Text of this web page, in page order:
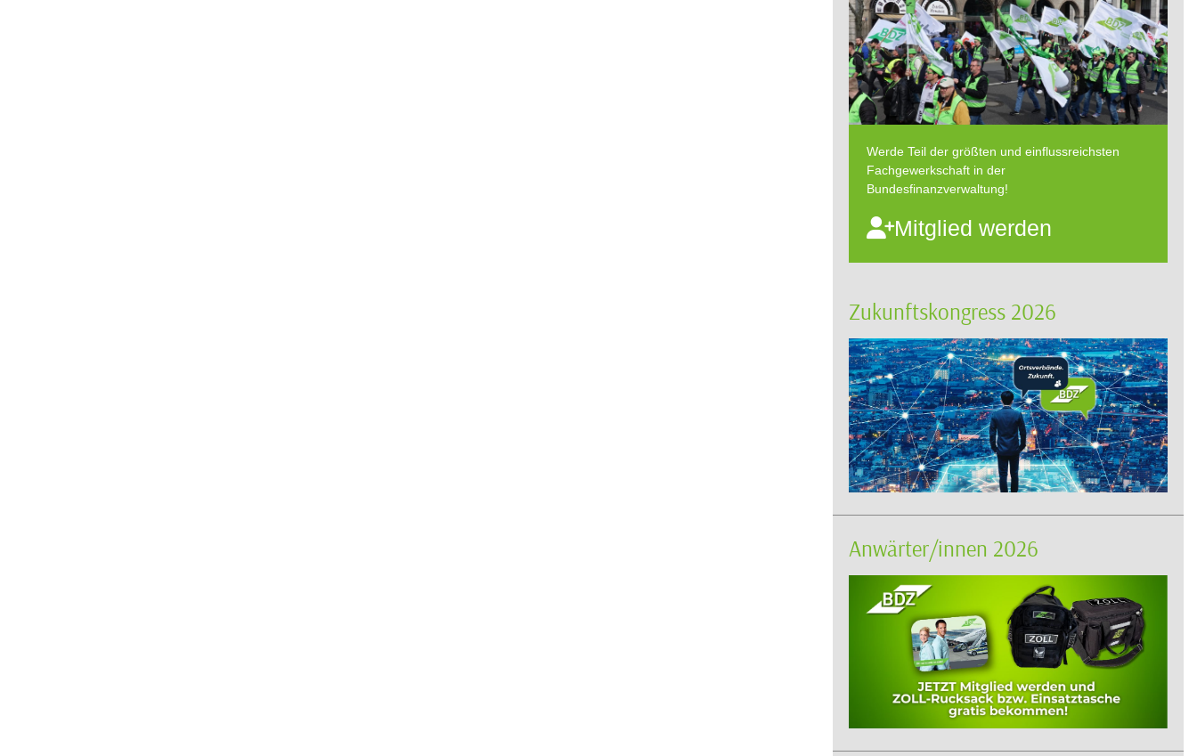
Werde Teil der größten und einflussreichsten
Fachgewerkschaft in der
Bundesfinanzverwaltung!
Mitglied werden
Zukunftskongress 2026
Anwärter/innen 2026